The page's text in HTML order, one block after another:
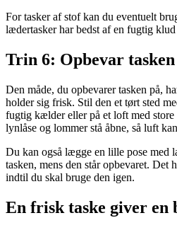
For tasker af stof kan du eventuelt
lædertasker har bedst af en fugtig
Trin 6: Opbevar
Den måde, du opbevarer tasken på,
holder sig frisk. Stil den et tørt sted
fugtig kælder eller på et loft med
lynlåse og lommer stå åbne, så luft
Du kan også lægge en lille pose med
tasken, mens den står opbevaret.
indtil du skal bruge den igen.
En frisk taske giver en